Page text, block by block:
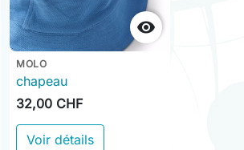

MOLO
chapeau
32,00 CHF
Voir détails